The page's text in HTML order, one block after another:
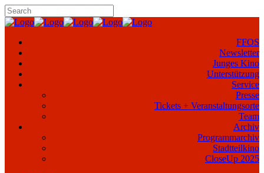
FFOS
Newsletter
Junges Kino
Unterstützung
Service
Presse
Tickets + Veranstaltungsorte
Team
Archiv
Programmarchiv
Stadtteilkino
CloseUp 2025